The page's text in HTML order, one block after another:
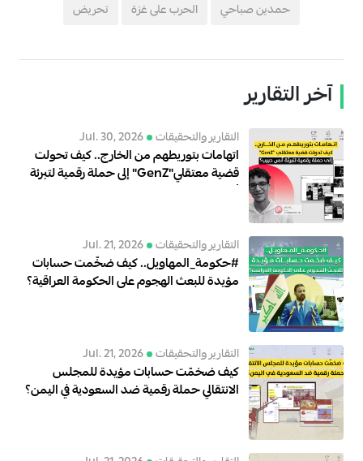
حمدين صباحي
الحرب على غزة تحريض
آخر التقارير
التقارير والتحقيقات Jul. 30, 2026
اتهامات بتوريطهم من الخارج.. كيف تحولت
قضية معتقلي"GenZ" إلى حملة رقمية لتبرئة
التقارير والتحقيقات Jul. 21, 2026
#حكومة_المهاويل.. كيف ضخّمت حسابات
مؤيدة للبعث الهجوم على الحكومة العراقية؟
التقارير والتحقيقات Jul. 21, 2026
كيف ضخمّت حسابات مؤيدة للمجلس
الانتقالي حملة رقمية ضد السعودية في اليمن؟